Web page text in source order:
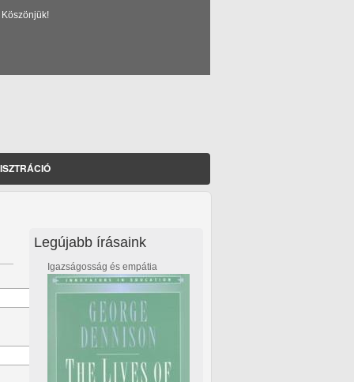
Legújabb írásaink
Igazságosság és empátia